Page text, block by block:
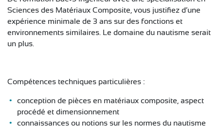
Sciences des Matériaux Composite, vous justifiez d’une
expérience minimale de 3 ans sur des fonctions et
environnements similaires. Le domaine du nautisme serait
un plus.
Compétences techniques particulières :
conception de pièces en matériaux composite, aspect
procédé et dimensionnement
connaissances ou notions sur les normes du nautisme